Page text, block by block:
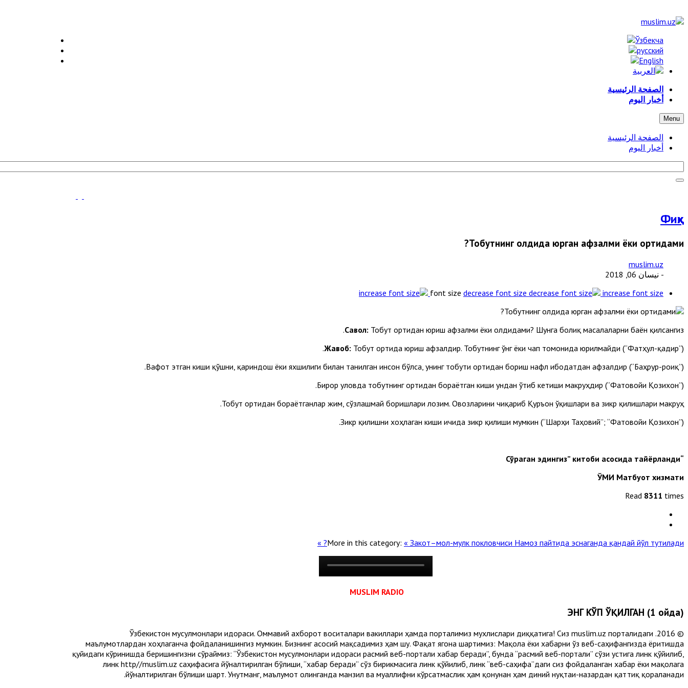
الصفحة الرئيسية
أخبار اليوم
Menu
الصفحة الرئيسية
أخبار اليوم
Фиқҳ
Тобутнинг олдида юрган афзалми ёки ортидами?
muslim.uz
- نيسان 06, 2018
font size decrease font size increase font size
Cавол: Тобут ортидан юриш афзалми ёки олдидами? Шунга боғлиқ масалаларни баён қилсангиз.
Жавоб: Тобут ортида юриш афзалдир. Тобутнинг ўнг ёки чап томонида юрилмайди (“Фатҳул-қадир”).
Вафот этган киши қўшни, қариндош ёки яхшилиги билан танилган инсон бўлса, унинг тобути ортидан бориш нафл ибодатдан афзалдир (“Баҳрур-роиқ”).
Бирор уловда тобутнинг ортидан бораётган киши ундан ўтиб кетиши макруҳдир (“Фатовойи Қозихон”).
Тобут ортидан бораётганлар жим, сўзлашмай боришлари лозим. Овозларини чиқариб Қуръон ўқишлари ва зикр қилишлари макруҳ.
Зикр қилишни хоҳлаган киши ичида зикр қилиши мумкин (“Шарҳи Таҳовий”; “Фатовойи Қозихон”).
“Сўраган эдингиз” китоби асосида тайёрланди
ЎМИ Матбуот хизмати
Read 8311 times
More in this category: « Закот–мол-мулк покловчиси Намоз пайтида эснаганда қандай йўл тутилади? »
MUSLIM RADIO
ЭНГ КЎП ЎҚИЛГАН (1 ойда)
© 2016. Ўзбекистон мусулмонлари идораси. Оммавий ахборот воситалари вакиллари ҳамда порталимиз мухлислари диққатига! Сиз muslim.uz порталидаги
маълумотлардан хоҳлаганча фойдаланишингиз мумкин. Бизнинг асосий мақсадимиз ҳам шу. Фақат ягона шартимиз: Мақола ёки хабарни ўз веб-саҳифангизда ёритишда
қуйидаги кўринишда беришингизни сўраймиз: “Ўзбекистон мусулмонлари идораси расмий веб-портали хабар беради”, бунда “расмий веб-портали” сўзи устига линк қўйилиб,
линк http//muslim.uz саҳифасига йўналтирилган бўлиши, “хабар беради” сўз бирикмасига линк қўйилиб, линк “веб-саҳифа”даги сиз фойдаланган хабар ёки мақолага
йўналтирилган бўлиши шарт. Унутманг, маълумот олинганда манзил ва муаллифни кўрсатмаслик ҳам қонунан ҳам диний нуқтаи-назардан қаттиқ қораланади.